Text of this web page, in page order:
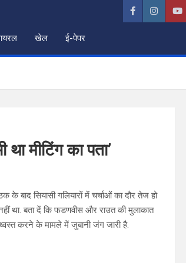
खेल ई-पेपर
मीटिंग का पता’
बाद सियासी गलियारों में चर्चाओं का दौर तेज हो
था. बता दें कि फडणवीस और राउत की मुलाकात
करने के मामले में जुबानी जंग जारी है.